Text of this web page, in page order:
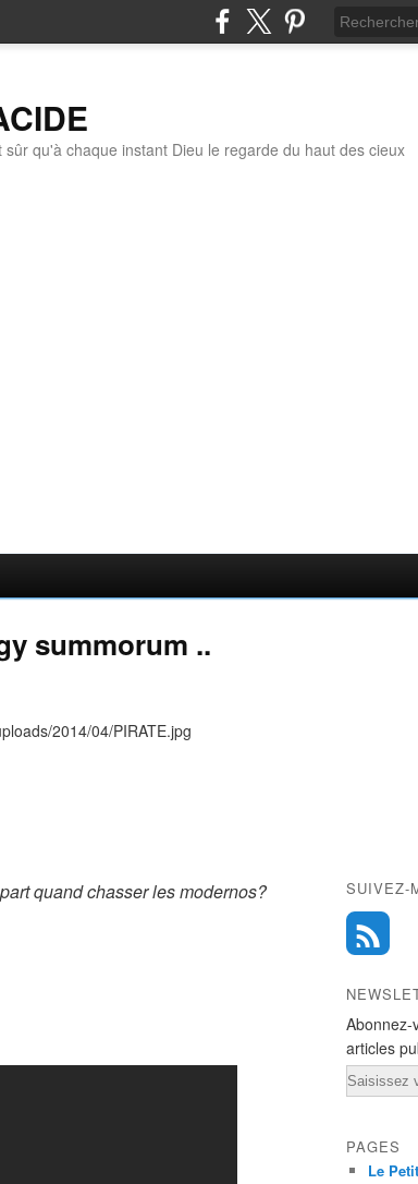
qu'à chaque instant Dieu le regarde du haut des cieux
summorum ..
quand chasser les modernos?
SUIVEZ-
Abonnez-
articles
Email
PAGES
Le